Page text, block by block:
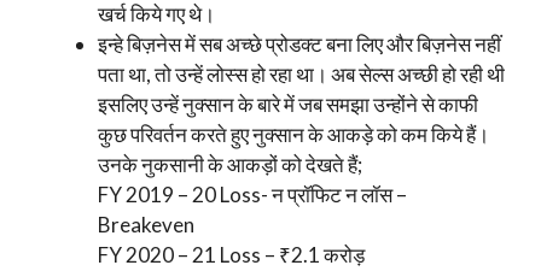
खर्च किये गए थे।
इन्हे बिज़नेस में सब अच्छे प्रोडक्ट बना लिए और बिज़नेस नहीं
पता था, तो उन्हें लोस्स हो रहा था। अब सेल्स अच्छी हो रही थी
इसलिए उन्हें नुक्सान के बारे में जब समझा उन्होंने से काफी
कुछ परिवर्तन करते हुए नुक्सान के आकड़े को कम किये हैं।
उनके नुकसानी के आकड़ों को देखते हैं;
FY 2019 – 20 Loss- न प्रॉफिट न लॉस –
Breakeven
FY 2020 – 21 Loss – ₹2.1 करोड़